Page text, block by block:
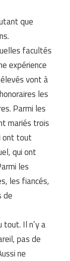
que
facultés
expérience
vont à
les
Parmi les
mariés trois
ont tout
qui ont
les
les fiancés,
de
tout. Il n’y a
pas de
ne